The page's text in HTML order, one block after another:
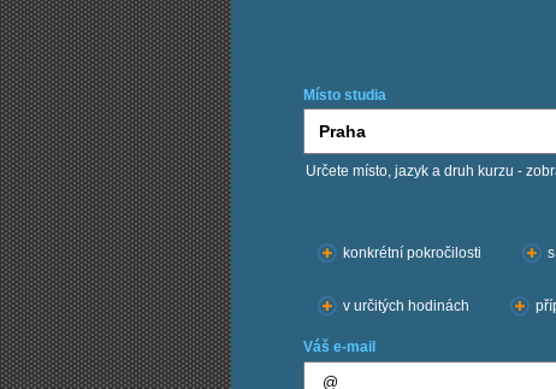
Místo studia
Určete místo, jazyk a druh kurzu -
konkrétní pokročilosti
v určitých hodinách
Váš e-mail